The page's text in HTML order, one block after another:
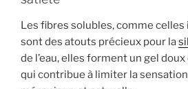
Les fibres solubles, comme celles
sont des atouts précieux pour la
de l’eau, elles forment un gel doux
qui contribue à limiter la